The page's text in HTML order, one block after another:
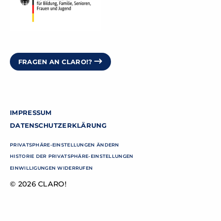
FRAGEN AN CLARO!?
IMPRESSUM
DATENSCHUTZERKLÄRUNG
PRIVATSPHÄRE-EINSTELLUNGEN ÄNDERN
HISTORIE DER PRIVATSPHÄRE-EINSTELLUNGEN
EINWILLIGUNGEN WIDERRUFEN
© 2026 CLARO!